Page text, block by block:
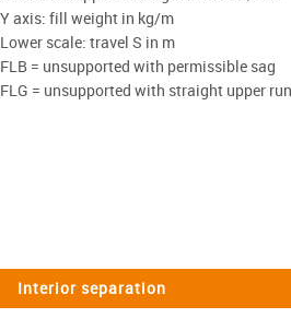
Y axis: fill weight in kg/m
Lower scale: travel S in m
FLB = unsupported with permissible sag
FLG = unsupported with straight upper run
Interior separation